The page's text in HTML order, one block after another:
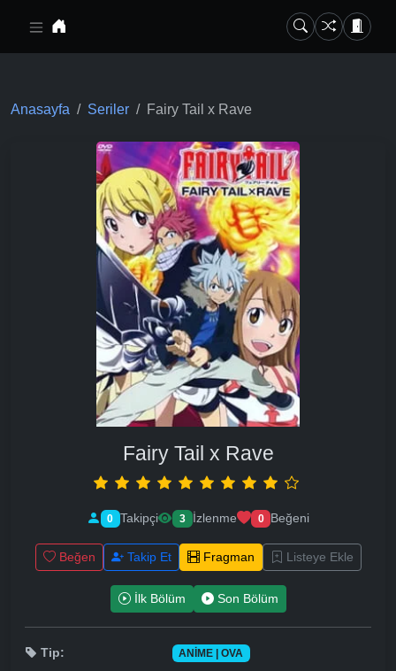
Anasayfa Seriler Fairy Tail x Rave
Fairy Tail x Rave
0 Takipçi 3 İzlenme 0 Beğeni
Beğen Takip Et Fragman Listeye Ekle
İlk Bölüm Son Bölüm
Tip: ANIME | OVA